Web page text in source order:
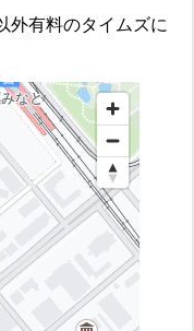
外有料のタイムズに